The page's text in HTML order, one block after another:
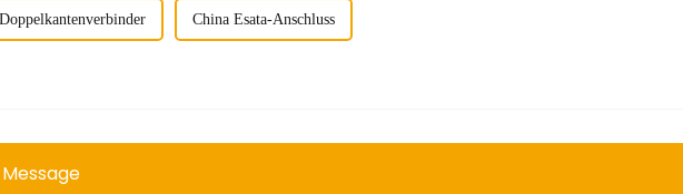
China Esata-Anschluss